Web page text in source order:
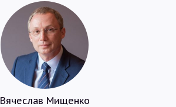
Вячеслав Мищенко